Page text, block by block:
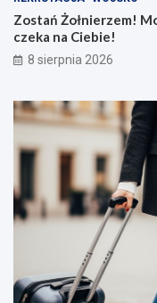
Zostań Żołnierzem!
czeka na Ciebie!
8 sierpnia 2026